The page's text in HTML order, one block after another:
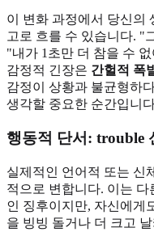
이 변화 과정에서 당신의
고로 흐를 수 있습니다. "
"내가 1초만 더 참을 수
감정적 긴장은 간헐적 폭
감정이 상황과 불균형하
생각할 중요한 순간입니
행동적 단서: trouble
실제적인 언어적 또는 신
적으로 변합니다. 이는
인 징후이지만, 자신에게
을 빙빙 돌거나 더 크고